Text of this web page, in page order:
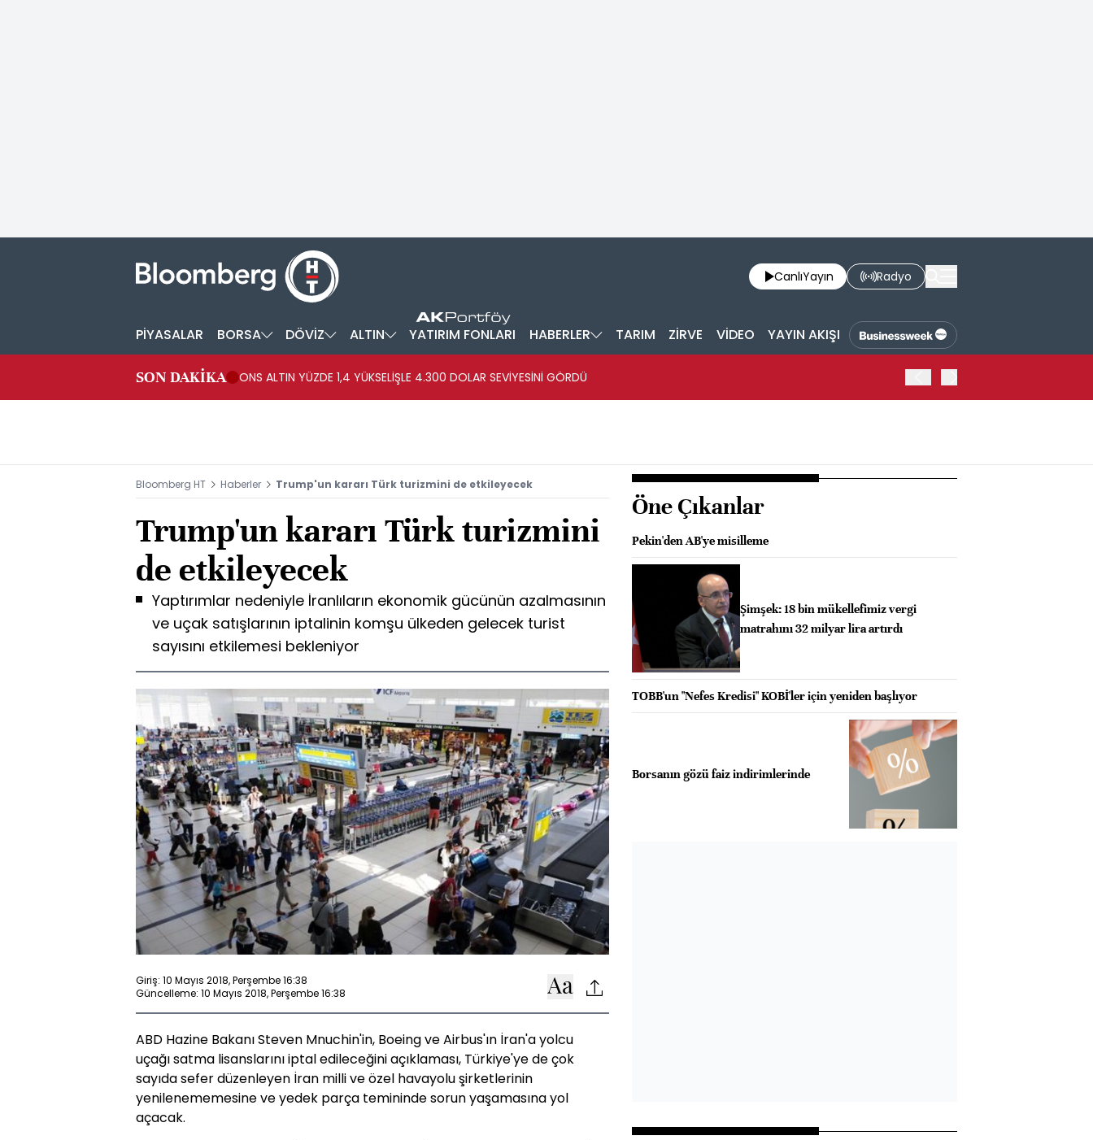
CanlıYayın Radyo
PİYASALAR BORSA DÖVİZ ALTIN YATIRIM FONLARI HABERLER TARIM ZİRVE VİDEO YAYIN AKIŞI
SON DAKİKA ONS ALTIN YÜZDE 1,4 YÜKSELİŞLE 4.300 DOLAR SEVİYESİNİ GÖRDÜ
Bloomberg HT Haberler Trump'un kararı Türk turizmini de etkileyecek
Trump'un kararı Türk turizmini
de etkileyecek
Yaptırımlar nedeniyle İranlıların ekonomik gücünün azalmasının
ve uçak satışlarının iptalinin komşu ülkeden gelecek turist
sayısını etkilemesi bekleniyor
Giriş: 10 Mayıs 2018, Perşembe 16:38
Güncelleme: 10 Mayıs 2018, Perşembe 16:38
ABD Hazine Bakanı Steven Mnuchin'in, Boeing ve Airbus'ın İran'a yolcu
uçağı satma lisanslarını iptal edileceğini açıklaması, Türkiye'ye de çok
sayıda sefer düzenleyen İran milli ve özel havayolu şirketlerinin
yenilenememesine ve yedek parça temininde sorun yaşamasına yol
açacak.
Öne Çıkanlar
Pekin'den AB'ye misilleme
Şimşek: 18 bin mükellefimiz vergi
matrahını 32 milyar lira artırdı
TOBB'un "Nefes Kredisi" KOBİ'ler için yeniden başlıyor
Borsanın gözü faiz indirimlerinde